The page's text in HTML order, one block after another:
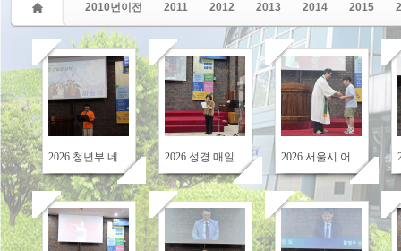
2010년이전 2011 2012 2013 2014 2015
36 73